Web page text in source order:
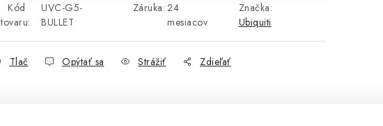
Kód
tovaru:
UVC-G5-
BULLET
Záruka: 24
mesiacov
Značka:
Ubiquiti
Tlač Opýtať sa Strážiť Zdieľať